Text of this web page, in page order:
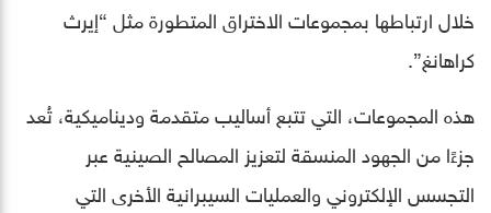
خلال ارتباطها بمجموعات الاختراق المتطورة مثل “إيرث
كراهانغ”.
هذه المجموعات، التي تتبع أساليب متقدمة وديناميكية، تُعد
جزءًا من الجهود المنسقة لتعزيز المصالح الصينية عبر
التجسس الإلكتروني والعمليات السيبرانية الأخرى التي